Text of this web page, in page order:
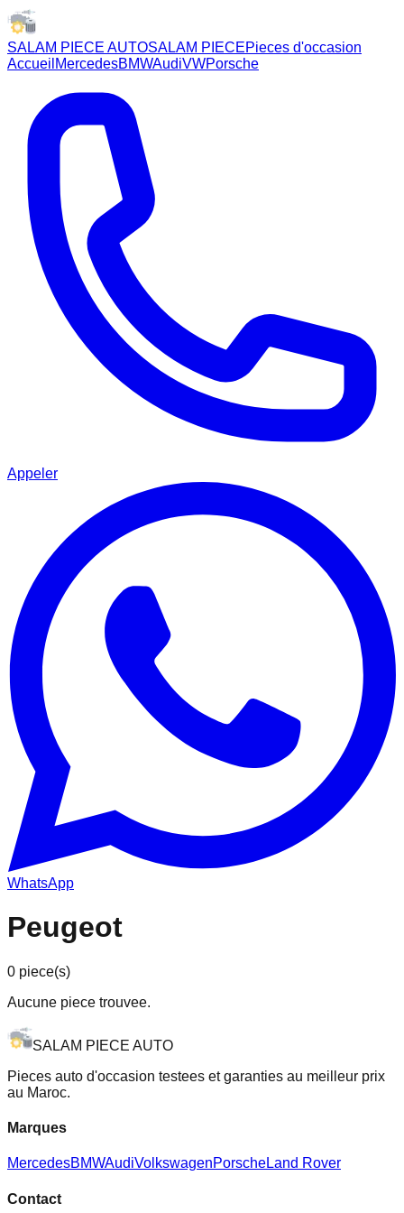
SALAM PIECE AUTOSALAM PIECEPieces d'occasion
Accueil MercedesBMWAudiVWPorsche
Appeler
WhatsApp
Peugeot
0 piece(s)
Aucune piece trouvee.
SALAM PIECE AUTO
Pieces auto d'occasion testees et garanties au meilleur prix
au Maroc.
Marques
MercedesBMWAudiVolkswagenPorscheLand Rover
Contact